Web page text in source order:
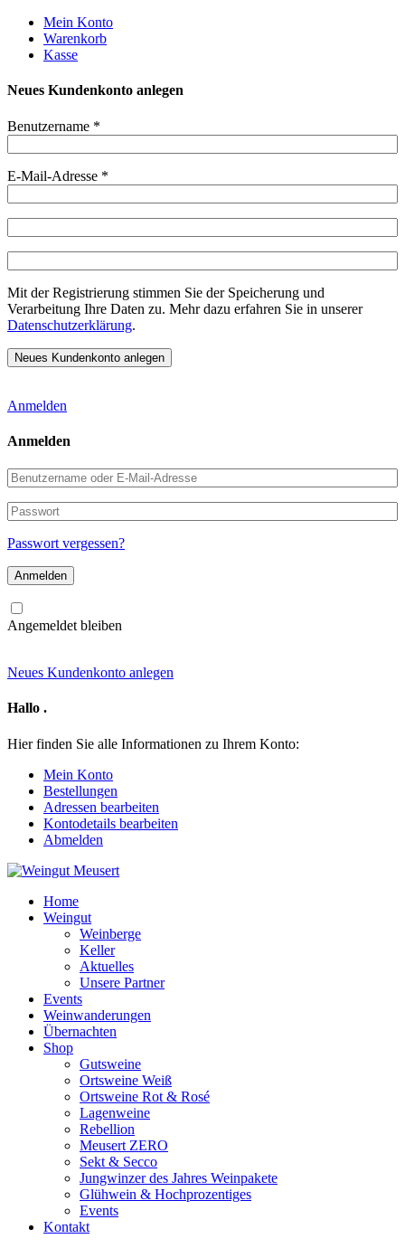
Weiter
zum
Inhalt
Mein Konto
Warenkorb
Kasse
Neues Kundenkonto anlegen
Benutzername *
E-Mail-Adresse *
Mit der Registrierung stimmen Sie der Speicherung und
Verarbeitung Ihre Daten zu. Mehr dazu erfahren Sie in unserer
Datenschutzerklärung.
Anmelden
Anmelden
Benutzername
oder
E-
Mail-
Adresse
Passwort
Passwort vergessen?
Angemeldet bleiben
Neues Kundenkonto anlegen
Hallo .
Hier finden Sie alle Informationen zu Ihrem Konto:
Mein Konto
Bestellungen
Adressen bearbeiten
Kontodetails bearbeiten
Abmelden
Home
Weingut
Weinberge
Keller
Aktuelles
Unsere Partner
Events
Weinwanderungen
Übernachten
Shop
Gutsweine
Ortsweine Weiß
Ortsweine Rot & Rosé
Lagenweine
Rebellion
Meusert ZERO
Sekt & Secco
Jungwinzer des Jahres Weinpakete
Glühwein & Hochprozentiges
Events
Kontakt